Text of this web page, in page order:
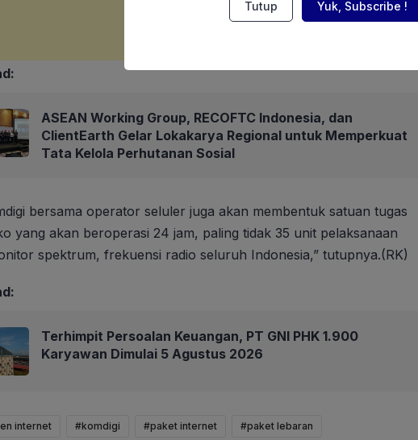
ASEAN Working Group, RECOFTC Indonesia, dan
ClientEarth Gelar Lokakarya Regional untuk Memperkuat
Tata Kelola Perhutanan Sosial
bersama operator seluler juga akan membentuk satuan tugas
yang akan beroperasi 24 jam, paling tidak 35 unit pelaksanaan
spektrum, frekuensi radio seluruh Indonesia,” tutupnya.(RK)
Terhimpit Persoalan Keuangan, PT GNI PHK 1.900
Karyawan Dimulai 5 Agustus 2026
internet #komdigi #paket internet #paket lebaran
Tutup Yuk, Subscribe !